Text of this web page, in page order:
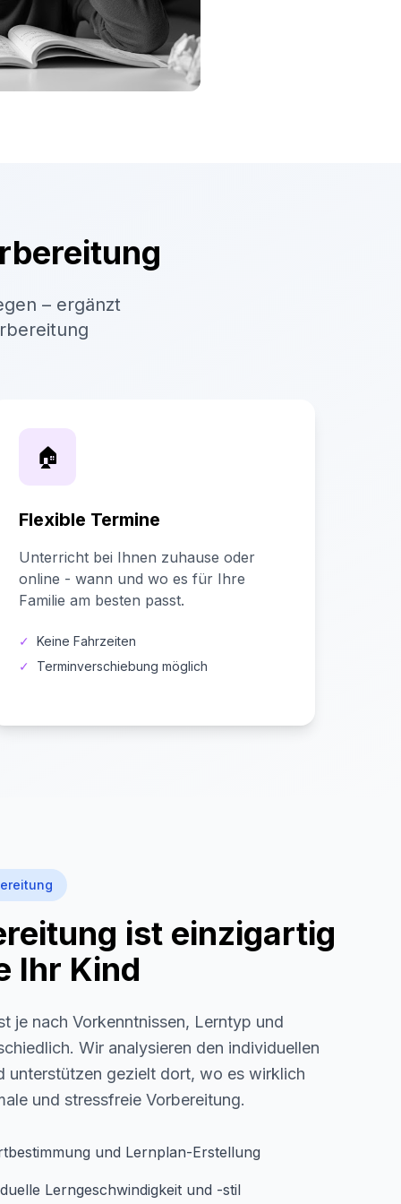
– ergänzt
🏠
Flexible Termine
Unterricht bei Ihnen zuhause oder
online - wann und wo es für Ihre
Familie am besten passt.
✓
Keine Fahrzeiten
✓
Terminverschiebung möglich
ist einzigartig
Ihr Kind
je nach Vorkenntnissen, Lerntyp und
Wir analysieren den individuellen
unterstützen gezielt dort, wo es wirklich
und stressfreie Vorbereitung.
und Lernplan-Erstellung
Lerngeschwindigkeit und -stil